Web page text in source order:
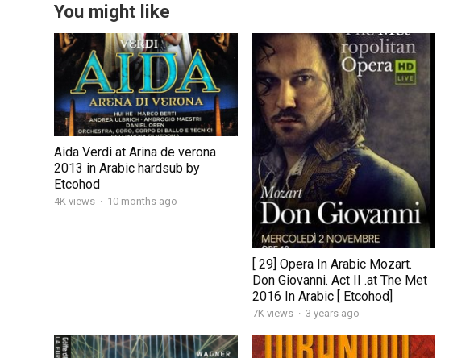
You might like
Aida Verdi at Arina de verona
2013 in Arabic hardsub by
Etcohod
4K views · 10 months ago
[ 29] Opera In Arabic Mozart.
Don Giovanni. Act II .at The Met
2016 In Arabic [ Etcohod]
7K views · 3 years ago